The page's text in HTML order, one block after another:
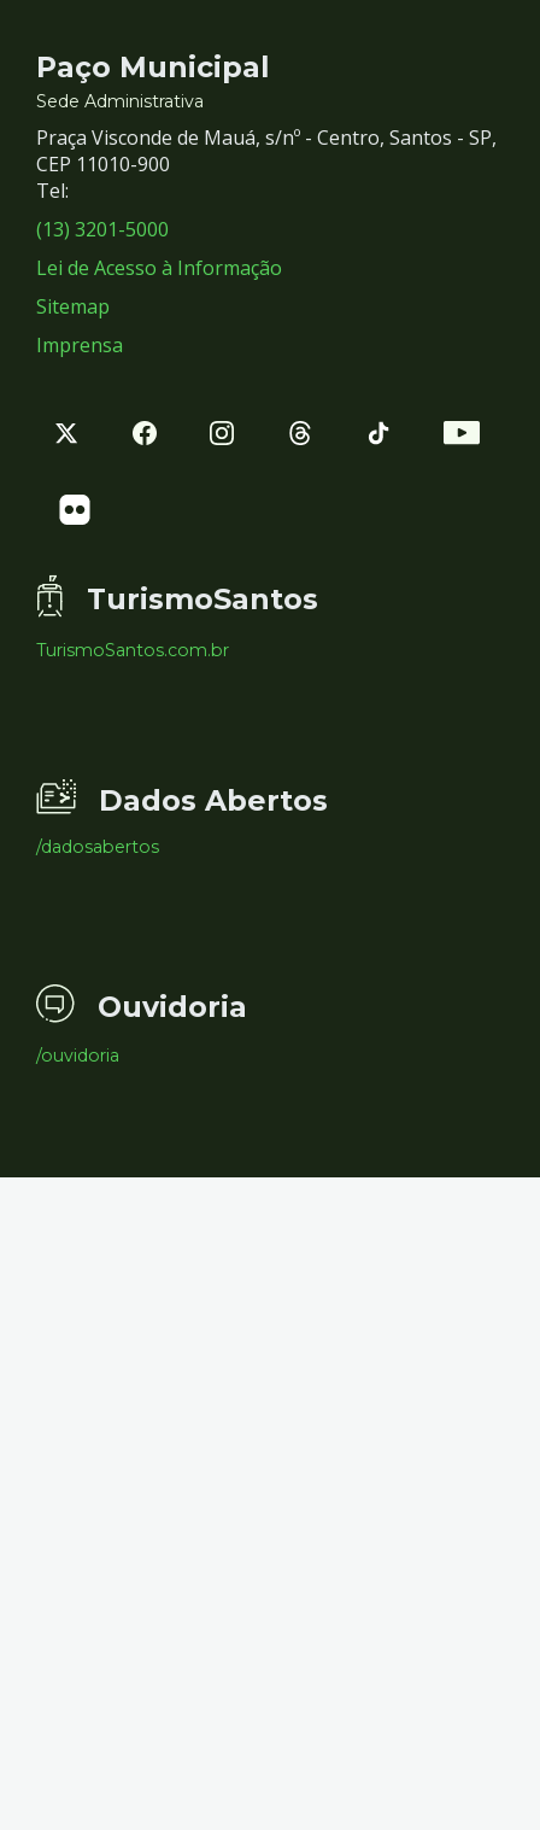
Contato
e
Redes
Sociais
Paço Municipal
Sede Administrativa
Praça Visconde de Mauá, s/nº - Centro, Santos - SP,
CEP 11010-900
Tel:
(13) 3201-5000
Lei de Acesso à Informação
Sitemap
Imprensa
TurismoSantos
TurismoSantos.com.br
Dados Abertos
/dadosabertos
Ouvidoria
/ouvidoria